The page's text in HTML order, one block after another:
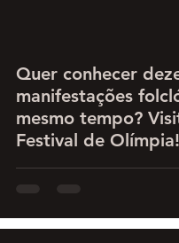
Quer conhecer
manifestações
mesmo tempo?
Festival de Olímpia!